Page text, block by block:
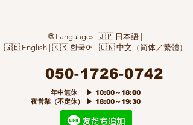
🌐 Languages: 🇯🇵 日本語 |
🇬🇧 English | 🇰🇷 한국어 | 🇨🇳 中文（简体／繁體）
050-1726-0742
​ 年中無休 ▶ 10:00～18:00
夜営業（不定休） ▶ 18:00～19:30